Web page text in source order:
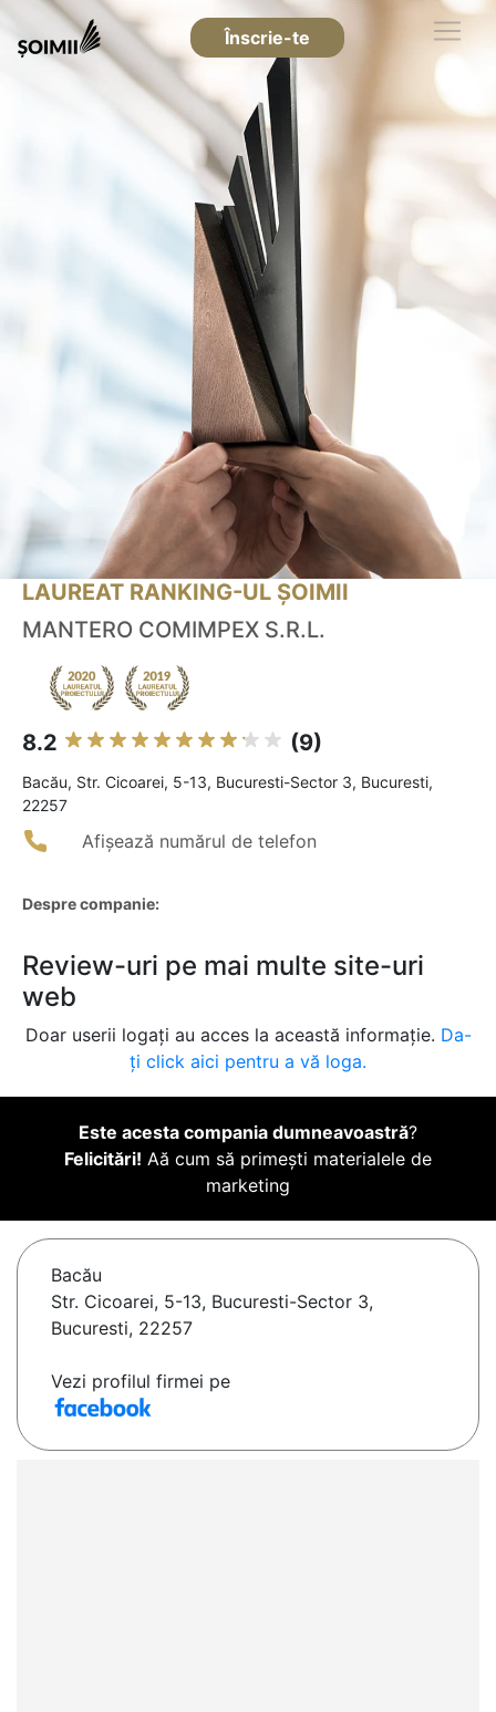
Înscrie-te
LAUREAT RANKING-UL ȘOIMII
MANTERO COMIMPEX S.R.L.
8.2 (9)
Bacău, Str. Cicoarei, 5-13, Bucuresti-Sector 3, Bucuresti,
22257
Afișează numărul de telefon
Despre companie:
Review-uri pe mai multe site-uri
web
Doar userii logați au acces la această informație. Da-
ți click aici pentru a vă loga.
Este acesta compania dumneavoastră?
Felicitări! Aă cum să primești materialele de
marketing
Bacău
Str. Cicoarei, 5-13, Bucuresti-Sector 3,
Bucuresti, 22257
Vezi profilul firmei pe